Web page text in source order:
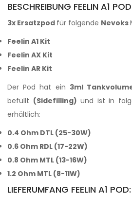
BESCHREIBUNG FEELIN A1
3x Ersatzpod für folgende Nevoks
Feelin A1 Kit
Feelin AX Kit
Feelin AR Kit
Der Pod hat ein 3ml
befüllt (Sidefilling) und ist in
erhältlich:
0.4 Ohm DTL (25-30W)
0.6 Ohm RDL (17-22W)
0.8 Ohm MTL (13-16W)
1.2 Ohm MTL (8-11W)
LIEFERUMFANG FEELIN A1 POD: